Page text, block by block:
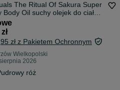
The Ritual Of Sakura Super
Body Oil suchy olejek do ciała
zł z Pakietem Ochronnym
Wielkopolski
2026
róż